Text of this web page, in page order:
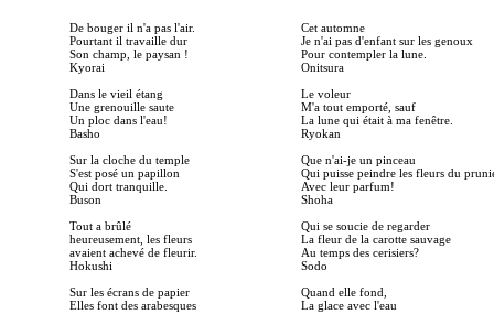
Cet automne
Je n'ai pas d'enfant sur les genoux
Pour contempler la lune.
Onitsura
Le voleur
M'a tout emporté, sauf
La lune qui était à ma fenêtre.
Ryokan
Que n'ai-je un pinceau
Qui puisse peindre les fleurs du
Avec leur parfum!
Shoha
Qui se soucie de regarder
La fleur de la carotte sauvage
Au temps des cerisiers?
Sodo
Quand elle fond,
La glace avec l'eau
De bouger il n'a pas l'air.
Pourtant il travaille dur
Son champ, le paysan !
Kyorai
Dans le vieil étang
Une grenouille saute
Un ploc dans l'eau!
Basho
Sur la cloche du temple
S'est posé un papillon
Qui dort tranquille.
Buson
Tout a brûlé
heureusement, les fleurs
avaient achevé de fleurir.
Hokushi
Sur les écrans de papier
Elles font des arabesques